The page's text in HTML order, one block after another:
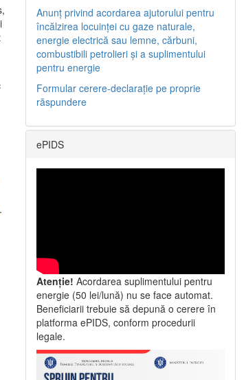
.
Anunț privind acordarea ajutorului pentru
încălzirea locuinței cu gaze naturale,
energie electrică sau lemne, cărbuni,
combustibili petrolieri și a suplimentului
pentru energie
Formular cerere-declarație pe proprie
răspundere
ePIDS
Atenție! Acordarea suplimentului pentru
energie (50 lei/lună) nu se face automat.
Beneficiarii trebuie să depună o cerere în
platforma ePIDS, conform procedurii
legale.